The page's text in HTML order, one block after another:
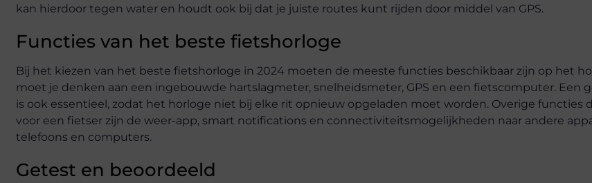
kan hierdoor tegen water en houdt ook bij dat je juiste routes kunt rijden door middel van GPS.
Functies van het beste fietshorloge
Bij het kiezen van het beste fietshorloge in 2024 moeten de meeste functies beschikbaar zijn op het
moet je denken aan een ingebouwde hartslagmeter, snelheidsmeter, GPS en een fietscomputer. Een
is ook essentieel, zodat het horloge niet bij elke rit opnieuw opgeladen moet worden. Overige functies
voor een fietser zijn de weer-app, smart notifications en connectiviteitsmogelijkheden naar andere
telefoons en computers.
Getest en beoordeeld